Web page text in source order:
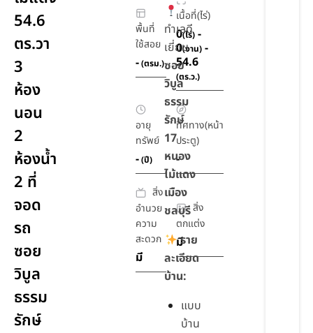
54.6
ตร.วา
3
ห้อง
นอน
2
ห้องน้ำ
2 ที่
จอด
รถ
ซอย
วิบูล
ธรรม
รักษ์
พื้นที่
ใช้สอย
-(ตรม.)
เนื้อที่(ไร่)
0(ไร่) -
0(งาน) -
54.6
(ตร.ว.)
อายุ
ทรัพย์
-(ปี)
ทิศทาง(หน้า
ประตู)
-
สิ่ง
อำนวย
ความ
สะดวก
มี
สิ่ง
ตกแต่ง
มี
ทำเลดี
เยี่ยม
ซอย
วิบูล
ธรรม
รักษ์
17
หนอง
ไม้แดง
เมือง
ชลบุรี
ราย
ละเอียด
บ้าน:
แบบ
บ้าน